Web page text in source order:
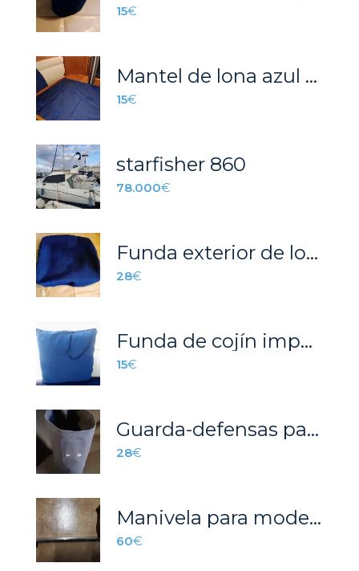
15€
Mantel de lona azul marino / Carpeta náutica
15€
starfisher 860
78.000€
Funda exterior de lona para escotilla / ventanuco.
28€
Funda de cojín impermeable 0.50 cm x 0.50cm.
15€
Guarda-defensas para barcos
28€
Manivela para modelos antiguos de winch
60€